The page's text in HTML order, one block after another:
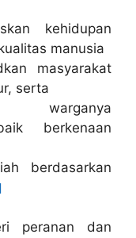
kehidupan
manusia
masyarakat
serta
warganya
berkenaan
berdasarkan
peranan dan